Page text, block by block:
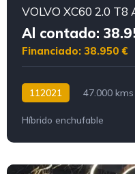
Al contado:
Financiado: 38.950 €
112021 47.000 kms
Híbrido enchufable